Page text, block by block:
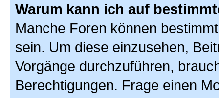
Warum kann ich auf
Manche Foren können
sein. Um diese einzusehen,
Vorgänge durchzuführen,
Berechtigungen. Frage einen